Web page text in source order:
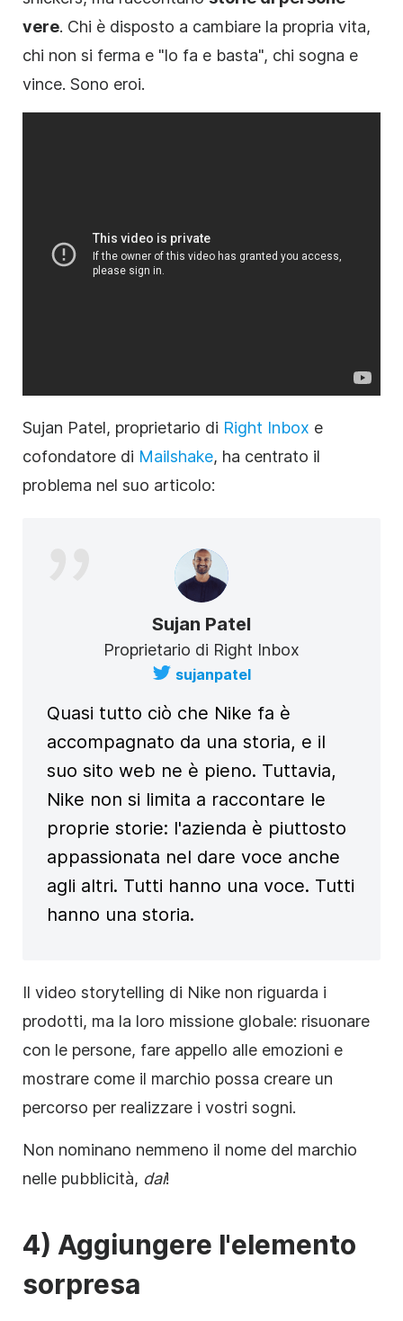
vere. Chi è disposto a cambiare la propria vita,
chi non si ferma e "lo fa e basta", chi sogna e
vince. Sono eroi.
Sujan Patel, proprietario di Right Inbox e
cofondatore di Mailshake, ha centrato il
problema nel suo articolo:
Sujan Patel
Proprietario di Right Inbox
sujanpatel
Quasi tutto ciò che Nike fa è
accompagnato da una storia, e il
suo sito web ne è pieno. Tuttavia,
Nike non si limita a raccontare le
proprie storie: l'azienda è piuttosto
appassionata nel dare voce anche
agli altri. Tutti hanno una voce. Tutti
hanno una storia.
Il video storytelling di Nike non riguarda i
prodotti, ma la loro missione globale: risuonare
con le persone, fare appello alle emozioni e
mostrare come il marchio possa creare un
percorso per realizzare i vostri sogni.
Non nominano nemmeno il nome del marchio
nelle pubblicità, dai!
4) Aggiungere l'elemento
sorpresa